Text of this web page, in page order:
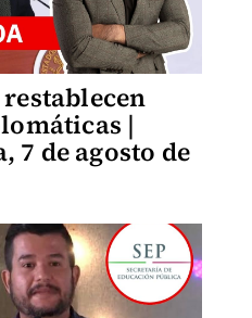
|
7 de agosto de